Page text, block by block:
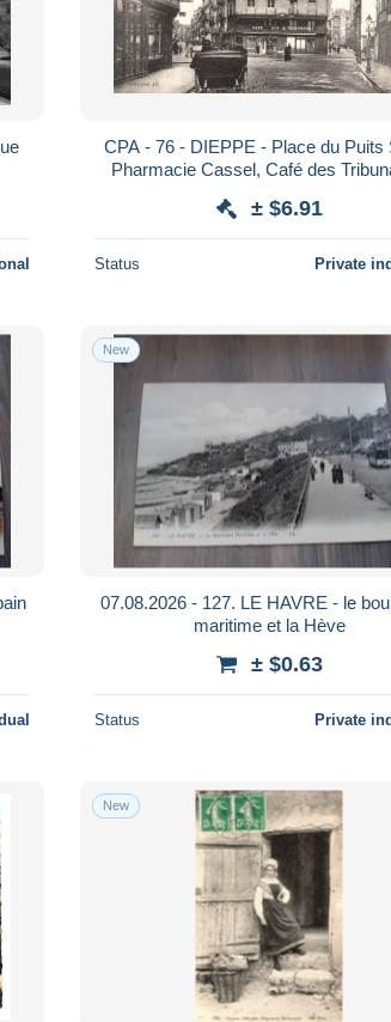
CPA - 76 - DIEPPE - Place du Puits
Pharmacie Cassel, Café des
± $6.91
Status Private
New
07.08.2026 - 127. LE HAVRE - le
maritime et la Hève
± $0.63
Status Private
New